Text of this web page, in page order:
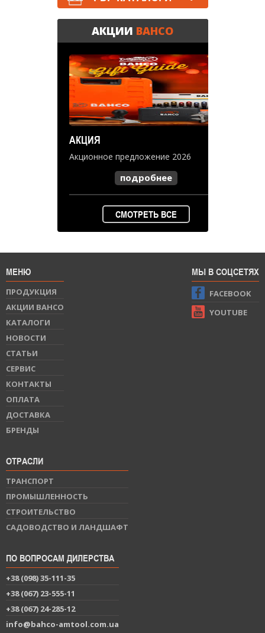
АКЦИИ BAHCO
АКЦИЯ
Акционное предложение 2026
подробнее
СМОТРЕТЬ ВСЕ
МЕНЮ
ПРОДУКЦИЯ
АКЦИИ BAHCO
КАТАЛОГИ
НОВОСТИ
СТАТЬИ
СЕРВИС
КОНТАКТЫ
ОПЛАТА
ДОСТАВКА
БРЕНДЫ
ОТРАСЛИ
ТРАНСПОРТ
ПРОМЫШЛЕННОСТЬ
СТРОИТЕЛЬСТВО
САДОВОДСТВО И ЛАНДШАФТ
ПО ВОПРОСАМ ДИЛЕРСТВА
+38 (098) 35-111-35
+38 (067) 23-555-11
+38 (067) 24-285-12
info@bahco-amtool.com.ua
МЫ В СОЦСЕТЯХ
FACEBOOK
YOUTUBE